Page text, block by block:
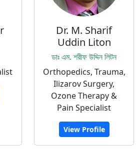
Dr. M. Sharif
Uddin Liton
ডাঃ এম. শরীফ উদ্দিন লিটন
Orthopedics, Trauma,
Ilizarov Surgery,
Ozone Therapy &
Pain Specialist
View Profile